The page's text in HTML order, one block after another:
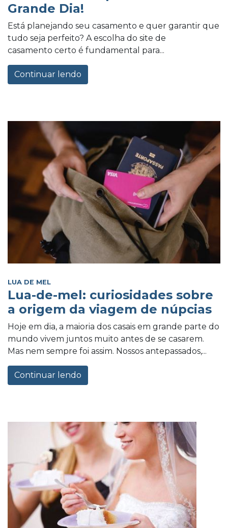
Grande Dia!
Está planejando seu casamento e quer garantir que
tudo seja perfeito? A escolha do site de
casamento certo é fundamental para...
Continuar lendo
LUA DE MEL
Lua-de-mel: curiosidades sobre
a origem da viagem de núpcias
Hoje em dia, a maioria dos casais em grande parte do
mundo vivem juntos muito antes de se casarem.
Mas nem sempre foi assim. Nossos antepassados,...
Continuar lendo